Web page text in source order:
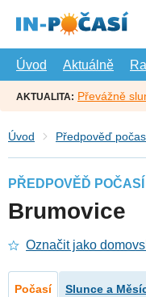
hlavní
Úvod
Aktuálně
AKTUALITA: Převážně
Úvod Předpověď
PŘEDPOVĚĎ POČASÍ
Brumovice
Označit jako
Počasí Slunce a